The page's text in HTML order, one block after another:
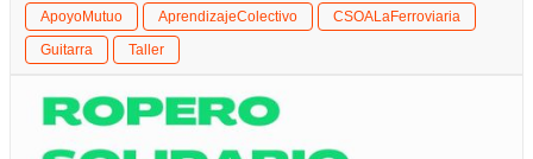
ApoyoMutuo AprendizajeColectivo
CSOALaFerroviaria
Guitarra
Taller